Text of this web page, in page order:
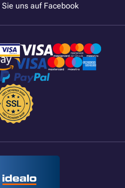
Sie uns auf Facebook